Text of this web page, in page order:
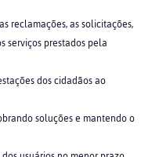
reclamações, as solicitações,
serviços prestados pela
dos cidadãos ao
soluções e mantendo o